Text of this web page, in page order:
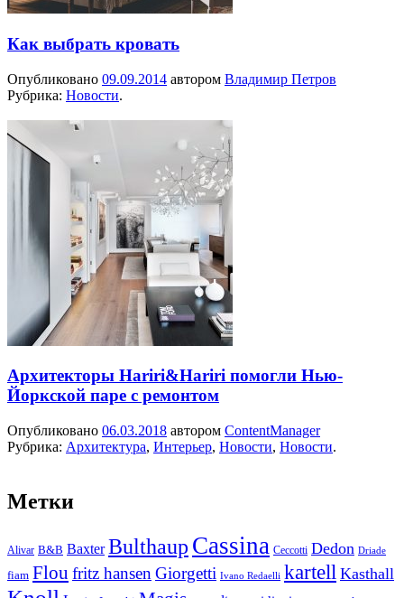
Как выбрать кровать
Опубликовано 09.09.2014 автором Владимир Петров
Рубрика: Новости.
Архитекторы Hariri&Hariri помогли Нью-
Йоркской паре с ремонтом
Опубликовано 06.03.2018 автором ContentManager
Рубрика: Архитектура, Интерьер, Новости, Новости.
Метки
Alivar B&B Baxter Bulthaup Cassina Ceccotti Dedon Driade
fiam Flou fritz hansen Giorgetti Ivano Redaelli kartell Kasthall